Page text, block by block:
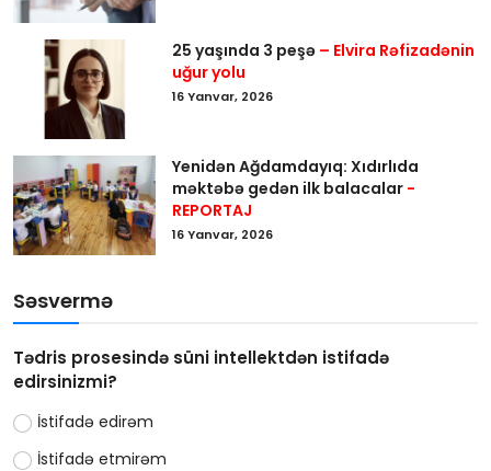
25 yaşında 3 peşə – Elvira Rəfizadənin
uğur yolu
16 Yanvar, 2026
Yenidən Ağdamdayıq: Xıdırlıda
məktəbə gedən ilk balacalar -
REPORTAJ
16 Yanvar, 2026
Səsvermə
Tədris prosesində süni intellektdən istifadə
edirsinizmi?
İstifadə edirəm
İstifadə etmirəm